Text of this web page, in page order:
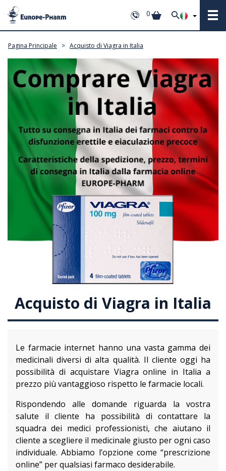
0
Pagina Principale > Acquisto di Viagra in Italia
Acquisto di Viagra in Italia
Le farmacie internet hanno una vasta gamma dei
medicinali diversi di alta qualità. Il cliente oggi ha
possibilità di acquistare Viagra online in Italia a
prezzo più vantaggioso rispetto le farmacie locali.
Rispondendo alle domande riguarda la vostra
salute il cliente ha possibilità di contattare la
squadra dei medici professionisti, che aiutano il
cliente a scegliere il medicinale giusto per ogni caso
individuale. Abbiamo l’opzione come “prescrizione
online” per qualsiasi farmaco desiderabile.